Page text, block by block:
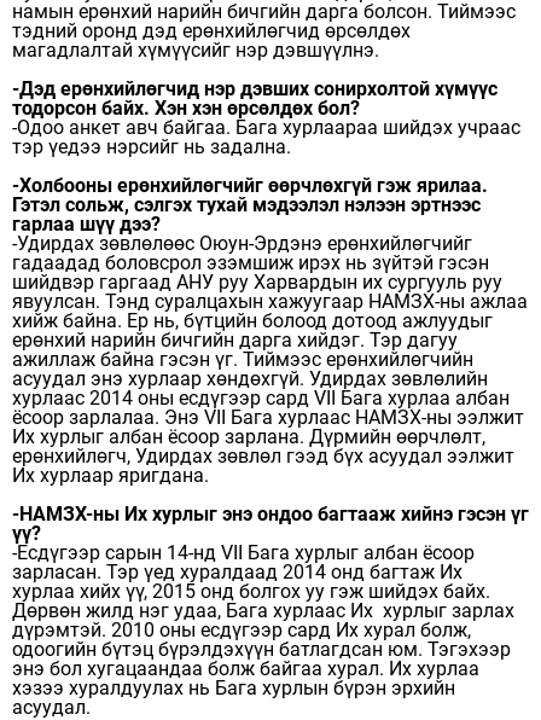
намын ерөнхий нарийн бичгийн дарга болсон. Тиймээс
тэдний оронд дэд ерөнхийлөгчид өрсөлдөх
магадлалтай хүмүүсийг нэр дэвшүүлнэ.
-Дэд ерөнхийлөгчид нэр дэвших сонирхолтой хүмүүс
тодорсон байх. Хэн хэн өрсөлдөх бол?
-Одоо анкет авч байгаа. Бага хурлаараа шийдэх учраас
тэр үедээ нэрсийг нь задална.
-Холбооны ерөнхийлөг­чийг өөрчлөхгүй гэж ярилаа.
Гэтэл сольж, сэлгэх тухай мэдээлэл нэлээн эртнээс
гарлаа шүү дээ?
-Удирдах зөвлөлөөс Оюун-Эрдэнэ ерөнхийлөгчийг
гадаадад боловсрол эзэмшиж ирэх нь зүйтэй гэсэн
шийдвэр гаргаад АНУ руу Харвардын их сургууль руу
явуулсан. Тэнд суралцахын хажуугаар НАМЗХ-ны ажлаа
хийж байна. Ер нь, бүтцийн болоод дотоод ажлуудыг
ерөнхий нарийн бичгийн дарга хийдэг. Тэр дагуу
ажиллаж байна гэсэн үг. Тиймээс ерөнхийлөгчийн
асуудал энэ хурлаар хөндөхгүй. Удирдах зөвлөлийн
хурлаас 2014 оны есдүгээр сард VII Бага хурлаа албан
ёсоор зарлалаа. Энэ VII Бага хурлаас НАМЗХ-ны ээлжит
Их хурлыг албан ёсоор зарлана. Дүрмийн өөрчлөлт,
ерөнхийлөгч, Удирдах зөвлөл гээд бүх асуудал ээлжит
Их хурлаар яригдана.
-НАМЗХ-ны Их хурлыг энэ ондоо багтааж хийнэ гэсэн үг
үү?
-Есдүгээр сарын 14-нд VII Бага хурлыг албан ёсоор
зарласан. Тэр үед хуралдаад 2014 онд багтаж Их
хурлаа хийх үү, 2015 онд болгох уу гэж шийдэх байх.
Дөрвөн жилд нэг удаа, Бага хурлаас Их хурлыг зарлах
дүрэмтэй. 2010 оны есдүгээр сард Их хурал болж,
одоогийн бүтэц бүрэлдэхүүн батлагдсан юм. Тэгэхээр
энэ бол хугацаандаа болж байгаа хурал. Их хурлаа
хэзээ хуралдуулах нь Бага хурлын бүрэн эрхийн
асуудал.